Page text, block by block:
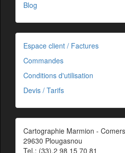
Blog
Espace client / Factures
Commandes
Conditions d'utilisation
Devis / Tarifs
Cartographie Marmion -
29630 Plougasnou
Tel.: (33).2 98 15 70 81